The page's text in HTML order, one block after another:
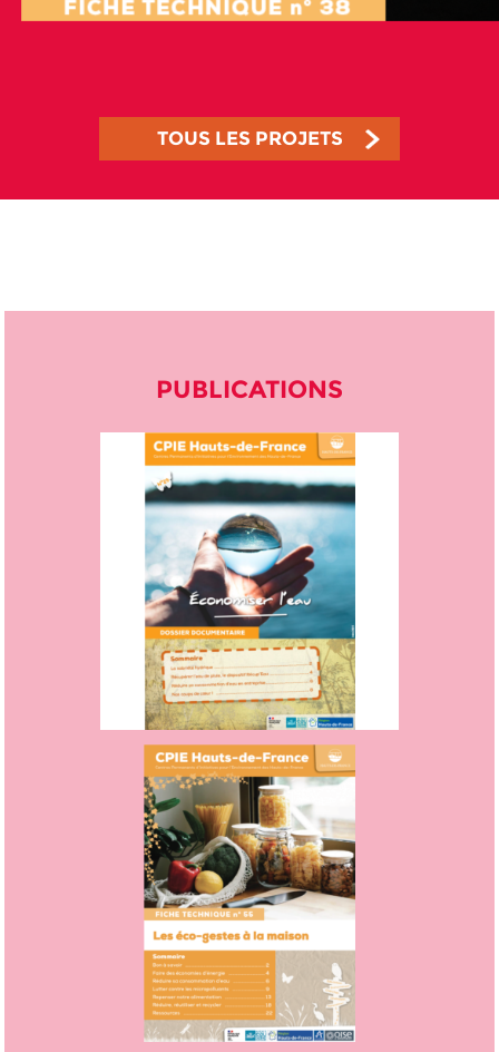
TOUS LES PROJETS
PUBLICATIONS